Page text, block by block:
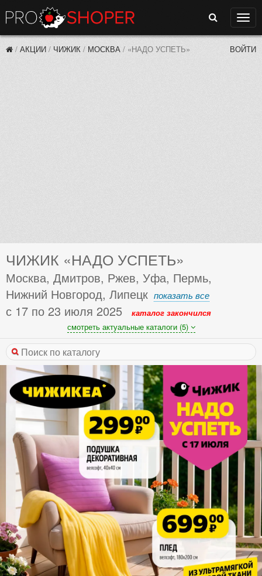
Поиск
/ АКЦИИ / ЧИЖИК / МОСКВА / «НАДО УСПЕТЬ» ВОЙТИ
ЧИЖИК «НАДО УСПЕТЬ»
Москва, Дмитров, Ржев, Уфа, Пермь,
Нижний Новгород, Липецк показать все
с 17 по 23 июля 2025
каталог закончился
смотреть актуальные каталоги (5)